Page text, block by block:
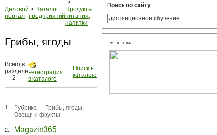
Деловой
портал
• Каталог
предприятий
•
Продукты
питания,
напитки
Грибы, ягоды
Всего в
разделе
— 2
Регистрация
в каталоге
Поиск в
каталоге
1. Рубрика — Грибы, ягоды,
Овощи и фрукты
2. Magazin365
Поиск по сайту